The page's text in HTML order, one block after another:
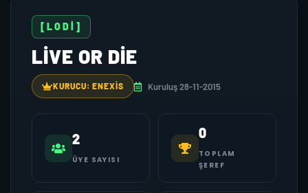
[LODİ]
LİVE OR DİE
KURUCU: ENEXIS Kuruluş 28-11-2015
2
ÜYE SAYISI
0
TOPLAM
ŞEREF